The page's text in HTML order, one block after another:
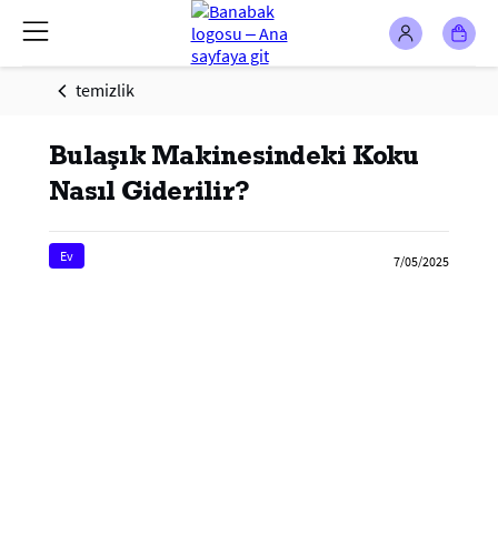
temizlik
Bulaşık Makinesindeki Koku
Nasıl Giderilir?
Ev 7/05/2025